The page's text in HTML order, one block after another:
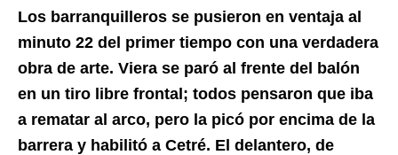
Los barranquilleros se pusieron en ventaja al
minuto 22 del primer tiempo con una verdadera
obra de arte. Viera se paró al frente del balón
en un tiro libre frontal; todos pensaron que iba
a rematar al arco, pero la picó por encima de la
barrera y habilitó a Cetré. El delantero, de